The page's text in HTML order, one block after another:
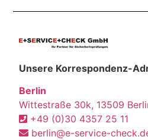
Unsere Korrespondenz-
Berlin
Wittestraße 30k, 13509
+49 (0)30 4357 25 11
berlin@e-service-